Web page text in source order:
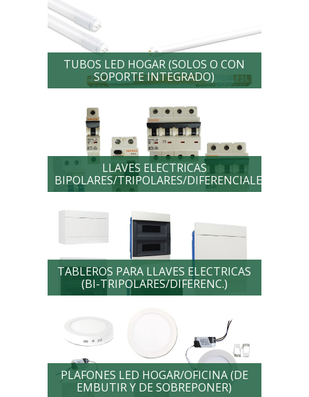
TUBOS LED HOGAR (SOLOS O CON
SOPORTE INTEGRADO)
LLAVES ELECTRICAS
BIPOLARES/TRIPOLARES/DIFERENCIALES
TABLEROS PARA LLAVES ELECTRICAS
(BI-TRIPOLARES/DIFERENC.)
PLAFONES LED HOGAR/OFICINA (DE
EMBUTIR Y DE SOBREPONER)